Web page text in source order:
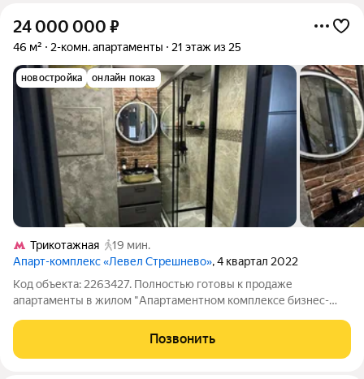
24 000 000 ₽
46 м² 2-комн. апартаменты 21 этаж из 25
новостройка онлайн показ
Трикотажная
19 мин.
Апарт-комплекс «Левел Стрешнево», 4 квартал 2022
Код объекта: 2263427. Полностью готовы к продаже
апартаменты в жилом "Апартаментном комплексе бизнес-
которых составляет 46 кв.м. Жилой Комплекс расположен на
живописной стрелке Москвы-реки и
Позвонить